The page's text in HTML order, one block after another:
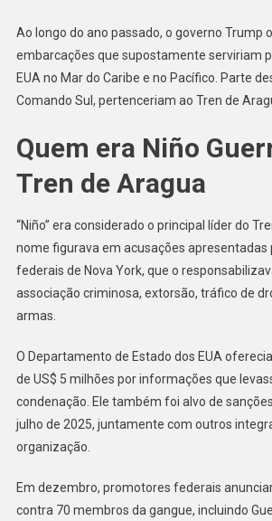
Ao longo do ano passado, o governo Trump
embarcações que supostamente serviriam
EUA no Mar do Caribe e no Pacífico. Parte
Comando Sul, pertenceriam ao Tren de
Quem era Niño
Tren de Aragua
“Niño” era considerado o principal líder do
nome figurava em acusações apresentadas
federais de Nova York, que o
associação criminosa, extorsão, tráfico de
armas.
O Departamento de Estado dos EUA
de US$ 5 milhões por informações que
condenação. Ele também foi alvo de
julho de 2025, juntamente com outros
organização.
Em dezembro, promotores federais
contra 70 membros da gangue, incluindo